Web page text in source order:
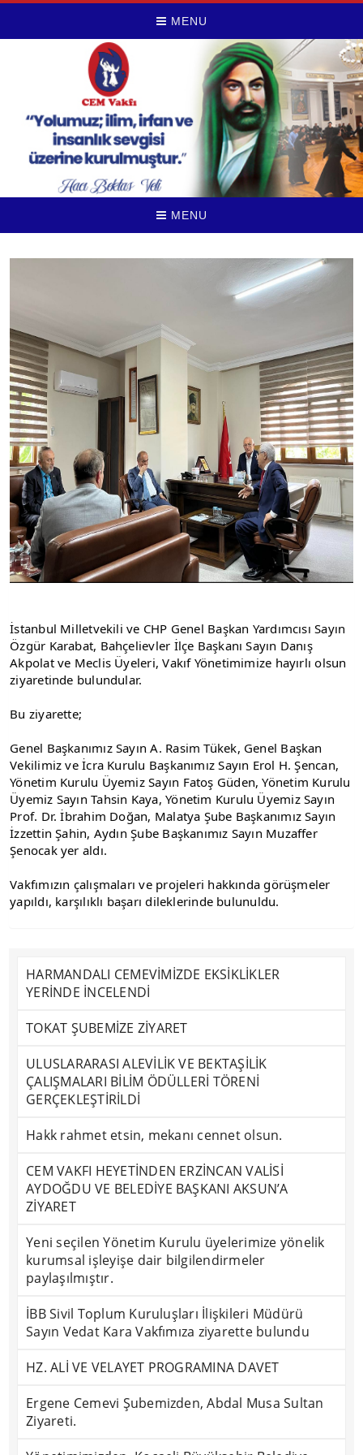
MENU
MENU
İstanbul Milletvekili ve CHP Genel Başkan Yardımcısı Sayın
Özgür Karabat, Bahçelievler İlçe Başkanı Sayın Danış
Akpolat ve Meclis Üyeleri, Vakıf Yönetimimize hayırlı olsun
ziyaretinde bulundular.
Bu ziyarette;
Genel Başkanımız Sayın A. Rasim Tükek, Genel Başkan
Vekilimiz ve İcra Kurulu Başkanımız Sayın Erol H. Şencan,
Yönetim Kurulu Üyemiz Sayın Fatoş Güden, Yönetim Kurulu
Üyemiz Sayın Tahsin Kaya, Yönetim Kurulu Üyemiz Sayın
Prof. Dr. İbrahim Doğan, Malatya Şube Başkanımız Sayın
İzzettin Şahin, Aydın Şube Başkanımız Sayın Muzaffer
Şenocak yer aldı.
Vakfımızın çalışmaları ve projeleri hakkında görüşmeler
yapıldı, karşılıklı başarı dileklerinde bulunuldu.
HARMANDALI CEMEVİMİZDE EKSİKLİKLER
YERİNDE İNCELENDİ
TOKAT ŞUBEMİZE ZİYARET
ULUSLARARASI ALEVİLİK VE BEKTAŞİLİK
ÇALIŞMALARI BİLİM ÖDÜLLERİ TÖRENİ
GERÇEKLEŞTİRİLDİ
Hakk rahmet etsin, mekanı cennet olsun.
CEM VAKFI HEYETİNDEN ERZİNCAN VALİSİ
AYDOĞDU VE BELEDİYE BAŞKANI AKSUN’A
ZİYARET
Yeni seçilen Yönetim Kurulu üyelerimize yönelik
kurumsal işleyişe dair bilgilendirmeler
paylaşılmıştır.
İBB Sivil Toplum Kuruluşları İlişkileri Müdürü
Sayın Vedat Kara Vakfımıza ziyarette bulundu
HZ. ALİ VE VELAYET PROGRAMINA DAVET
Ergene Cemevi Şubemizden, Abdal Musa Sultan
Ziyareti.